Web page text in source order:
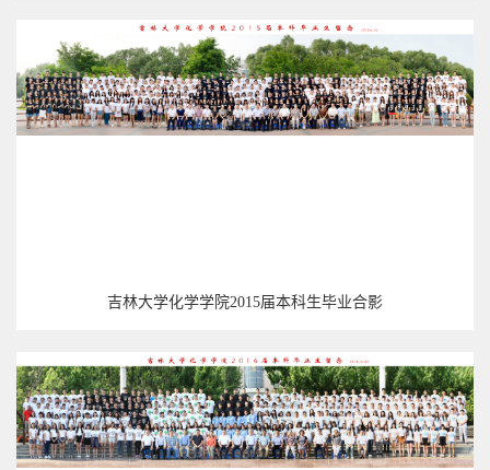
吉林大学化学学院2015届本科生毕业合影